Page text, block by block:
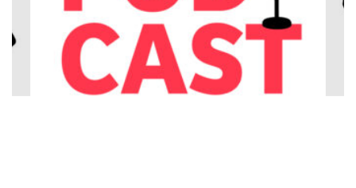
(Zorg In Natura). Bij zorg in natura (ZIN)
krijg je zorg, begeleiding, hulpmiddelen of voorzieningen via
de gemeente of het zorgkantoor. De gemeente of het
zorgkantoor heeft een contract met zorginstellingen en
leveranciers en betaalt deze diensten dus voor jou. Er komt
geen eigen budget aan te pas zoals bij het PGB. Bij wie je